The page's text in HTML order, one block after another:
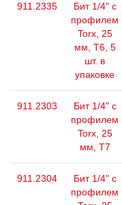
911.2335
Бит 1/4" с
профилем
Torx, 25
мм, Т6, 5
шт. в
упаковке
911.2303
Бит 1/4" с
профилем
Torx, 25
мм, Т7
911.2304
Бит 1/4" с
профилем